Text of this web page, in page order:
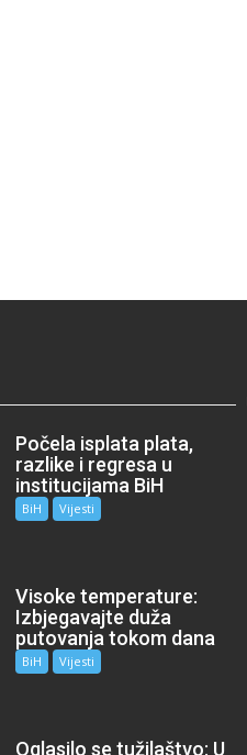
Počela isplata plata,
razlike i regresa u
institucijama BiH
BiH Vijesti
Visoke temperature:
Izbjegavajte duža
putovanja tokom dana
BiH Vijesti
Oglasilo se tužilaštvo: U